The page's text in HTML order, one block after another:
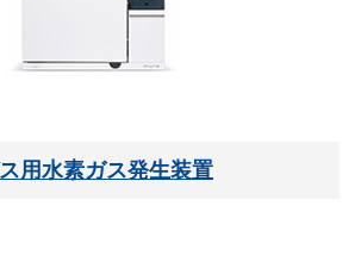
用水素ガス発生装置